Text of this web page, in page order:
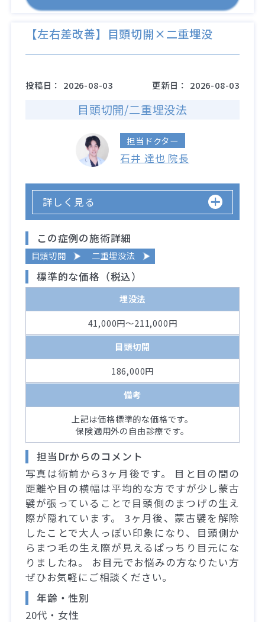
【左右差改善】目頭切開×二重埋没
投稿日： 2026-08-03 更新日： 2026-08-03
目頭切開/二重埋没法
担当ドクター
石井 達也 院長
詳しく見る
この症例の施術詳細
目頭切開 二重埋没法
標準的な価格（税込）
埋没法
41,000円～211,000円
目頭切開
186,000円
備考
上記は価格標準的な価格です。
保険適用外の自由診療です。
担当Drからのコメント
写真は術前から3ヶ月後です。 目と目の間の
距離や目の横幅は平均的な方ですが少し蒙古
襞が張っていることで目頭側のまつげの生え
際が隠れています。 3ヶ月後、蒙古襞を解除
したことで大人っぽい印象になり、目頭側か
らまつ毛の生え際が見えるぱっちり目元にな
りましたね。 お目元でお悩みの方なりたい方
ぜひお気軽にご相談ください。
年齢・性別
20代・女性